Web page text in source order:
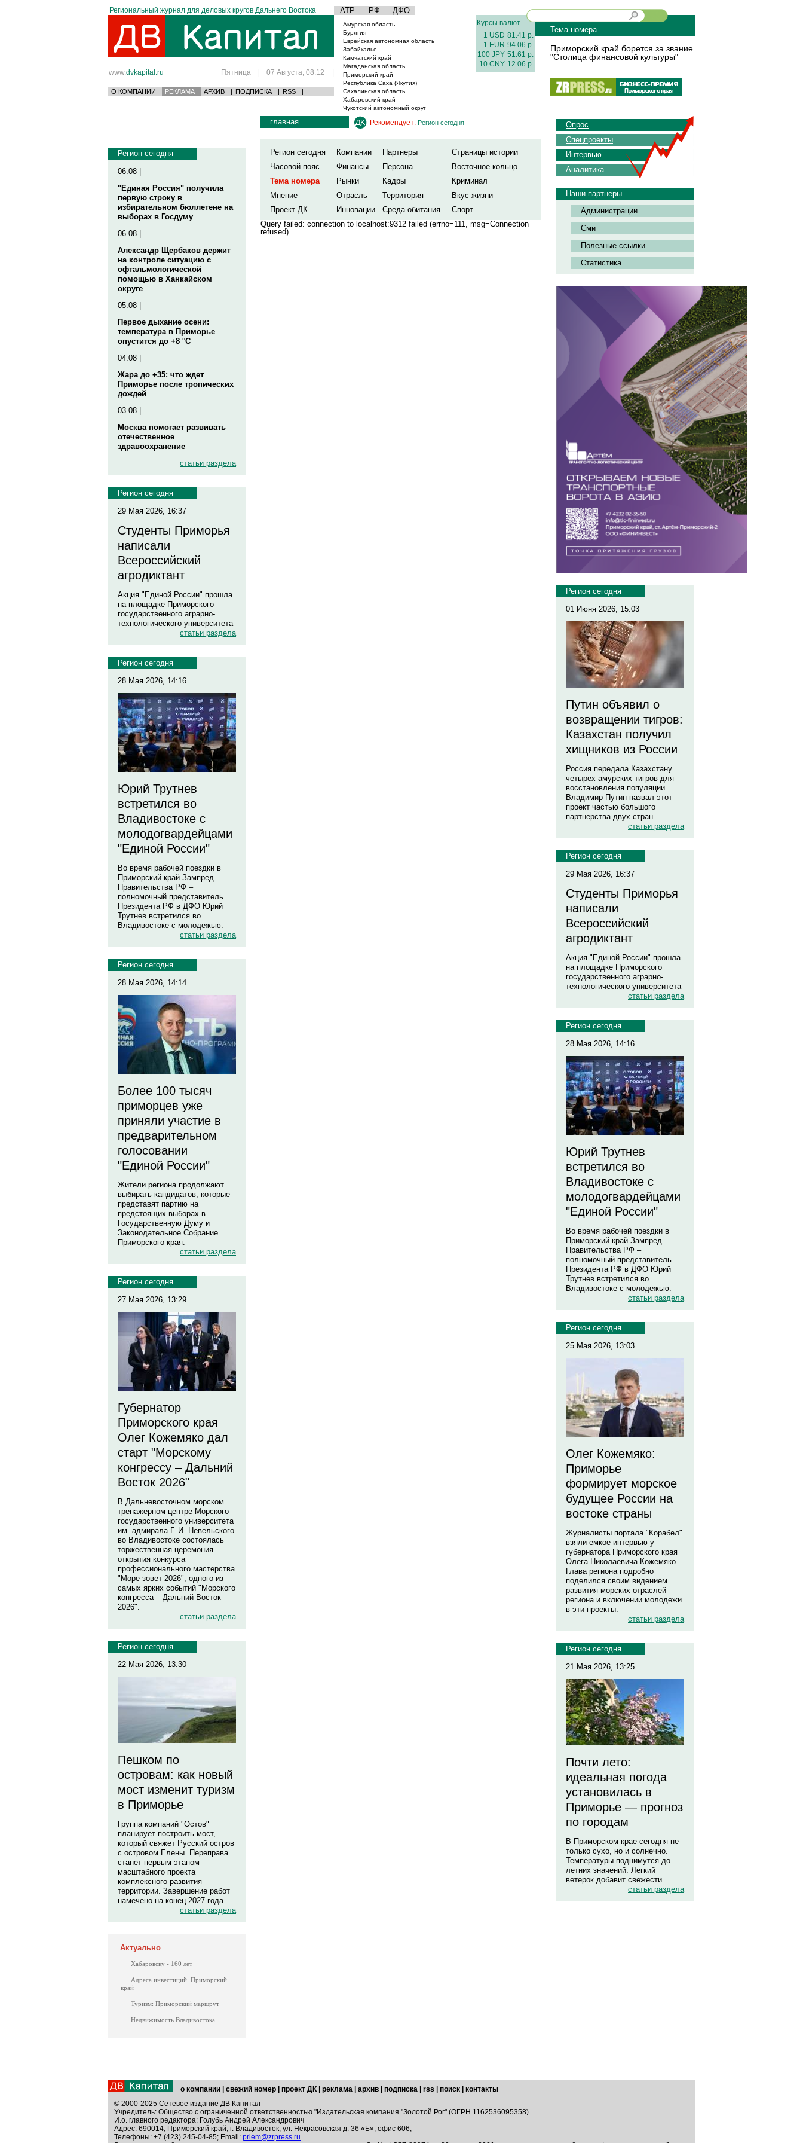
Региональный журнал для деловых кругов Дальнего Востока АТР РФ ДФО
www.dvkapital.ru Пятница | 07 Августа, 08:12 |
О КОМПАНИИ РЕКЛАМА АРХИВ | ПОДПИСКА | RSS |
Амурская область
Бурятия
Еврейская автономная область
Забайкалье
Камчатский край
Магаданская область
Приморский край
Республика Саха (Якутия)
Сахалинская область
Хабаровский край
Чукотский автономный округ
Курсы валют
1 USD 81.41 р.
1 EUR 94.06 р.
100 JPY 51.61 р.
10 CNY 12.06 р.
Тема номера
Приморский край борется за звание
"Столица финансовой культуры"
Регион сегодня
06.08 |
"Единая Россия" получила
первую строку в
избирательном бюллетене на
выборах в Госдуму
06.08 |
Александр Щербаков держит
на контроле ситуацию с
офтальмологической
помощью в Ханкайском
округе
05.08 |
Первое дыхание осени:
температура в Приморье
опустится до +8 °C
04.08 |
Жара до +35: что ждет
Приморье после тропических
дождей
03.08 |
Москва помогает развивать
отечественное
здравоохранение
статьи раздела
Регион сегодня
29 Мая 2026, 16:37
Студенты Приморья
написали
Всероссийский
агродиктант
Акция "Единой России" прошла
на площадке Приморского
государственного аграрно-
технологического университета
статьи раздела
Регион сегодня
28 Мая 2026, 14:16
Юрий Трутнев
встретился во
Владивостоке с
молодогвардейцами
"Единой России"
Во время рабочей поездки в
Приморский край Зампред
Правительства РФ –
полномочный представитель
Президента РФ в ДФО Юрий
Трутнев встретился во
Владивостоке с молодежью.
статьи раздела
Регион сегодня
28 Мая 2026, 14:14
Более 100 тысяч
приморцев уже
приняли участие в
предварительном
голосовании
"Единой России"
Жители региона продолжают
выбирать кандидатов, которые
представят партию на
предстоящих выборах в
Государственную Думу и
Законодательное Собрание
Приморского края.
статьи раздела
Регион сегодня
27 Мая 2026, 13:29
Губернатор
Приморского края
Олег Кожемяко дал
старт "Морскому
конгрессу – Дальний
Восток 2026"
В Дальневосточном морском
тренажерном центре Морского
государственного университета
им. адмирала Г. И. Невельского
во Владивостоке состоялась
торжественная церемония
открытия конкурса
профессионального мастерства
"Море зовет 2026", одного из
самых ярких событий "Морского
конгресса – Дальний Восток
2026".
статьи раздела
Регион сегодня
22 Мая 2026, 13:30
Пешком по
островам: как новый
мост изменит туризм
в Приморье
Группа компаний "Остов"
планирует построить мост,
который свяжет Русский остров
с островом Елены. Переправа
станет первым этапом
масштабного проекта
комплексного развития
территории. Завершение работ
намечено на конец 2027 года.
статьи раздела
Актуально
Хабаровску - 160 лет
Адреса инвестиций. Приморский
край
Туризм: Приморский маршрут
Недвижимость Владивостока
главная Рекомендует: Регион сегодня
Регион сегодня Компании Партнеры
Страницы истории
Часовой пояс
Финансы Персона
Восточное кольцо
Тема номера
Рынки Кадры
Криминал
Мнение
Отрасль Территория
Вкус жизни
Проект ДК
Инновации Среда обитания
Спорт
Query failed: connection to localhost:9312 failed (errno=111, msg=Connection
refused).
Опрос
Спецпроекты
Интервью
Аналитика
Наши партнеры
Администрации
Сми
Полезные ссылки
Статистика
Регион сегодня
01 Июня 2026, 15:03
Путин объявил о
возвращении тигров:
Казахстан получил
хищников из России
Россия передала Казахстану
четырех амурских тигров для
восстановления популяции.
Владимир Путин назвал этот
проект частью большого
партнерства двух стран.
статьи раздела
Регион сегодня
29 Мая 2026, 16:37
Студенты Приморья
написали
Всероссийский
агродиктант
Акция "Единой России" прошла
на площадке Приморского
государственного аграрно-
технологического университета
статьи раздела
Регион сегодня
28 Мая 2026, 14:16
Юрий Трутнев
встретился во
Владивостоке с
молодогвардейцами
"Единой России"
Во время рабочей поездки в
Приморский край Зампред
Правительства РФ –
полномочный представитель
Президента РФ в ДФО Юрий
Трутнев встретился во
Владивостоке с молодежью.
статьи раздела
Регион сегодня
25 Мая 2026, 13:03
Олег Кожемяко:
Приморье
формирует морское
будущее России на
востоке страны
Журналисты портала "Корабел"
взяли емкое интервью у
губернатора Приморского края
Олега Николаевича Кожемяко
Глава региона подробно
поделился своим видением
развития морских отраслей
региона и включении молодежи
в эти проекты.
статьи раздела
Регион сегодня
21 Мая 2026, 13:25
Почти лето:
идеальная погода
установилась в
Приморье — прогноз
по городам
В Приморском крае сегодня не
только сухо, но и солнечно.
Температуры поднимутся до
летних значений. Легкий
ветерок добавит свежести.
статьи раздела
о компании свежий номер проект ДК реклама архив подписка rss поиск
контакты
© 2000-2025 Сетевое издание ДВ Капитал
Учредитель: Общество с ограниченной ответственностью "Издательская компания "Золотой Рог" (ОГРН 1162536095358)
И.о. главного редактора: Голубь Андрей Александрович
Адрес: 690014, Приморский край, г. Владивосток, ул. Некрасовская д. 36 «Б», офис 606;
Телефоны: +7 (423) 245-04-85; Email: priem@zrpress.ru